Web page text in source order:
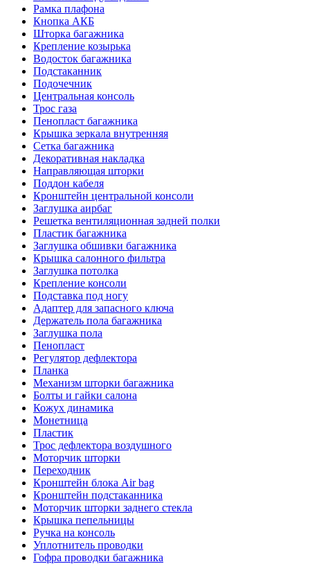
Рамка плафона
Кнопка АКБ
Шторка багажника
Крепление козырька
Водосток багажника
Подстаканник
Подочечник
Центральная консоль
Трос газа
Пенопласт багажника
Крышка зеркала внутренняя
Сетка багажника
Декоративная накладка
Направляющая шторки
Поддон кабеля
Кронштейн центральной консоли
Заглушка аирбаг
Решетка вентиляционная задней полки
Пластик багажника
Заглушка обшивки багажника
Крышка салонного фильтра
Заглушка потолка
Крепление консоли
Подставка под ногу
Адаптер для запасного ключа
Держатель пола багажника
Заглушка пола
Пенопласт
Регулятор дефлектора
Планка
Механизм шторки багажника
Болты и гайки салона
Кожух динамика
Монетница
Пластик
Трос дефлектора воздушного
Моторчик шторки
Переходник
Кронштейн блока Air bag
Кронштейн подстаканника
Моторчик шторки заднего стекла
Крышка пепельницы
Ручка на консоль
Уплотнитель проводки
Гофра проводки багажника